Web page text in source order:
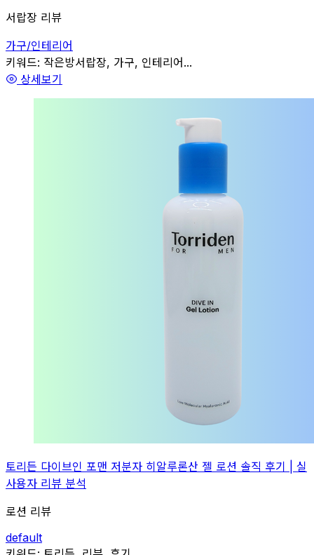
서랍장 리뷰
가구/인테리어
관련
키워드: 작은방서랍장, 가구, 인테리어...
상세보기
토리든 다이브인 포맨 저분자 히알루론산 젤 로션 솔직 후기 | 실
사용자 리뷰 분석
로션 리뷰
default